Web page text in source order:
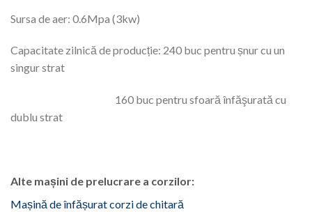
Sursa de aer: 0.6Mpa (3kw)
Capacitate zilnică de producție: 240 buc pentru șnur cu un
singur strat
160 buc pentru sfoară înfăşurată cu
dublu strat
Alte mașini de prelucrare a corzilor:
Mașină de înfășurat corzi de chitară